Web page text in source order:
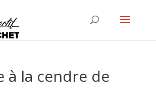
à la cendre de